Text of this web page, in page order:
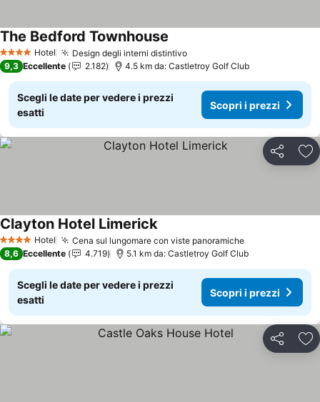
4 Stelle Hotel Design degli interni distintivoScopri i prezzi
The Bedford Townhouse
9,3 Eccellente 2.182 4.5 km da: Castletroy Golf Club
Scegli le date per vedere i prezzi
esatti
Scopri i prezzi
Condividi
4 Stelle Hotel Cena sul lungomare con viste panoramicheScopri i
Clayton Hotel LimerickScopri i prezzi
8,6 Eccellente 4.719 5.1 km da: Castletroy Golf Club
Scegli le date per vedere i prezzi
esatti
Scopri i prezzi
Condividi